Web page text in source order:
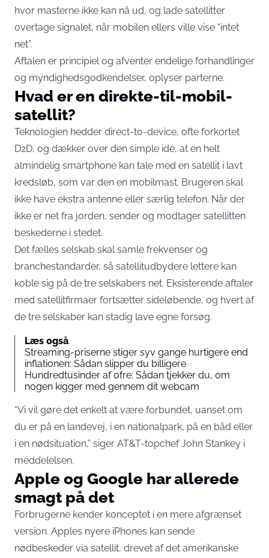
hvor masterne ikke kan nå ud, og lade satellitter
overtage signalet, når mobilen ellers ville vise “intet
net”.
Aftalen er principiel og afventer endelige forhandlinger
og myndighedsgodkendelser, oplyser parterne.
Hvad er en direkte-til-mobil-
satellit?
Teknologien hedder direct-to-device, ofte forkortet
D2D, og dækker over den simple idé, at en helt
almindelig smartphone kan tale med en satellit i lavt
kredsløb, som var den en mobilmast. Brugeren skal
ikke have ekstra antenne eller særlig telefon. Når der
ikke er net fra jorden, sender og modtager satellitten
beskederne i stedet.
Det fælles selskab skal samle frekvenser og
branchestandarder, så satellitudbydere lettere kan
koble sig på de tre selskabers net. Eksisterende aftaler
med satellitfirmaer fortsætter sideløbende, og hvert af
de tre selskaber kan stadig lave egne forsøg.
Læs også
Streaming-priserne stiger syv gange hurtigere end
inflationen: Sådan slipper du billigere
Hundredtusinder af ofre: Sådan tjekker du, om
nogen kigger med gennem dit webcam
“Vi vil gøre det enkelt at være forbundet, uanset om
du er på en landevej, i en nationalpark, på en båd eller
i en nødsituation,” siger AT&T-topchef John Stankey i
meddelelsen.
Apple og Google har allerede
smagt på det
Forbrugerne kender konceptet i en mere afgrænset
version. Apples nyere iPhones kan sende
nødbeskeder via satellit, drevet af det amerikanske